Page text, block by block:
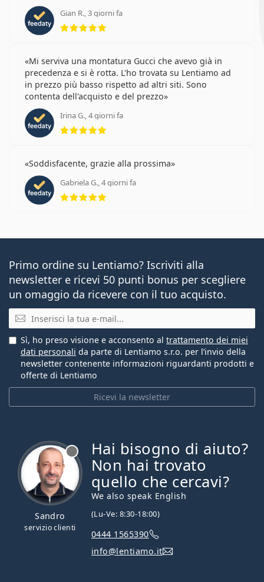
Gian R., 3 giorni fa
Mi serviva una montatura Gucci che avevo già in
precedenza e si è rotta. L'ho trovata su Lentiamo ad
in prezzo più basso rispetto ad altri siti. Sono
contenta dell'acquisto e del prezzo
Irina G., 4 giorni fa
Soddisfacente, grazie alla prossima
Gabriela G., 4 giorni fa
valutazione 5 di 5
Primo ordine su Lentiamo? Iscriviti alla
newsletter e ricevi 50 punti bonus per scegliere
un omaggio da ricevere con il tuo acquisto.
E-mail
Ricevi la newsletter
Sì, ho preso visione e acconsento al trattamento dei miei
dati personali da parte di Lentiamo s.r.o. per l’invio della
newsletter contenente informazioni riguardanti prodotti e
offerte di Lentiamo
Sandro
servizio clienti
Hai bisogno di aiuto?
Non hai trovato
quello che cercavi?
We also speak English
(Lu-Ve: 8:30-18:00)
0444 1565390
info@lentiamo.it